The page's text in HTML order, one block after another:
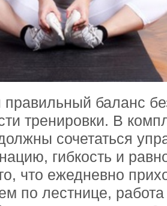
баланс
тренировки. В
сочетаться
гибкость и
что ежедневно
по лестнице,